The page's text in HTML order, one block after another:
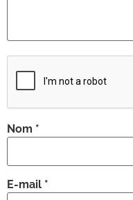
Nom *
E-mail *